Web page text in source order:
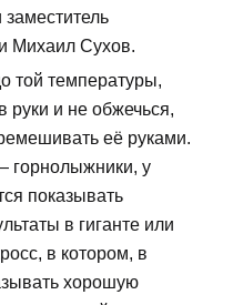
Михаил Сухов.
той температуры,
руки и не обжечься,
её руками.
горнолыжники, у
показывать
в гиганте или
в котором, в
хорошую